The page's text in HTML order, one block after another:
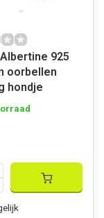
925
oorbellen
hondje